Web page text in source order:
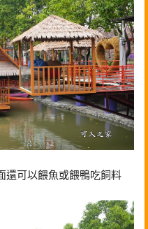
還可以餵魚或餵鴨吃飼料